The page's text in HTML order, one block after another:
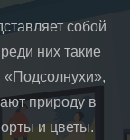
собой
них такие
«Подсолнухи»,
природу в
и цветы.